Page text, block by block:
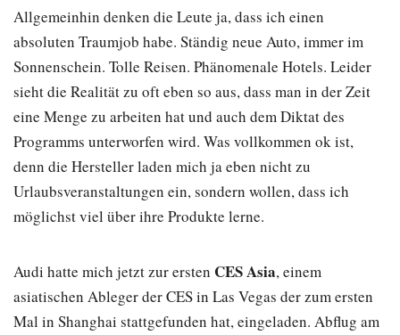
Allgemeinhin denken die Leute ja, dass ich einen
absoluten Traumjob habe. Ständig neue Auto, immer im
Sonnenschein. Tolle Reisen. Phänomenale Hotels. Leider
sieht die Realität zu oft eben so aus, dass man in der Zeit
eine Menge zu arbeiten hat und auch dem Diktat des
Programms unterworfen wird. Was vollkommen ok ist,
denn die Hersteller laden mich ja eben nicht zu
Urlaubsveranstaltungen ein, sondern wollen, dass ich
möglichst viel über ihre Produkte lerne.
Audi hatte mich jetzt zur ersten CES Asia, einem
asiatischen Ableger der CES in Las Vegas der zum ersten
Mal in Shanghai stattgefunden hat, eingeladen. Abflug am